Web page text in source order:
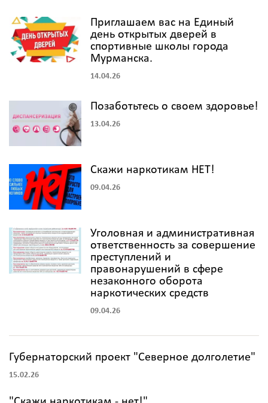
Приглашаем вас на Единый
день открытых дверей в
спортивные школы города
Мурманска.
14.04.26
Позаботьтесь о своем здоровье!
13.04.26
Скажи наркотикам НЕТ!
09.04.26
Уголовная и административная
ответственность за совершение
преступлений и
правонарушений в сфере
незаконного оборота
наркотических средств
09.04.26
Губернаторский проект "Северное долголетие"
15.02.26